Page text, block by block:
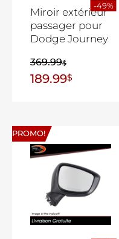
Miroir extérieur
passager pour
Dodge Journey
369.99$
189.99$
-49%
PROMO!